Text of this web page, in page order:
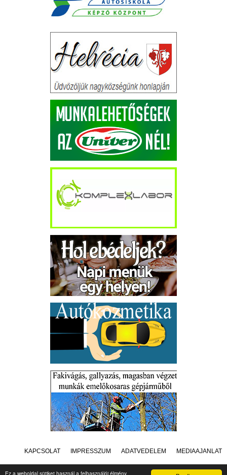
Ez a weboldal sütiket használ a felhasználói élmény
KAPCSOLAT IMPRESSZUM ADATVÉDELEM MÉDIAAJÁNLAT